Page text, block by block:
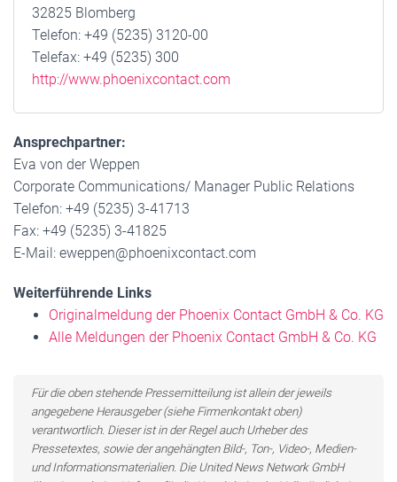
32825 Blomberg
Telefon: +49 (5235) 3120-00
Telefax: +49 (5235) 300
http://www.phoenixcontact.com
Ansprechpartner:
Eva von der Weppen
Corporate Communications/ Manager Public Relations
Telefon: +49 (5235) 3-41713
Fax: +49 (5235) 3-41825
E-Mail: eweppen@phoenixcontact.com
Weiterführende Links
Originalmeldung der Phoenix Contact GmbH & Co. KG
Alle Meldungen der Phoenix Contact GmbH & Co. KG
Für die oben stehende Pressemitteilung ist allein der jeweils
angegebene Herausgeber (siehe Firmenkontakt oben)
verantwortlich. Dieser ist in der Regel auch Urheber des
Pressetextes, sowie der angehängten Bild-, Ton-, Video-, Medien-
und Informationsmaterialien. Die United News Network GmbH